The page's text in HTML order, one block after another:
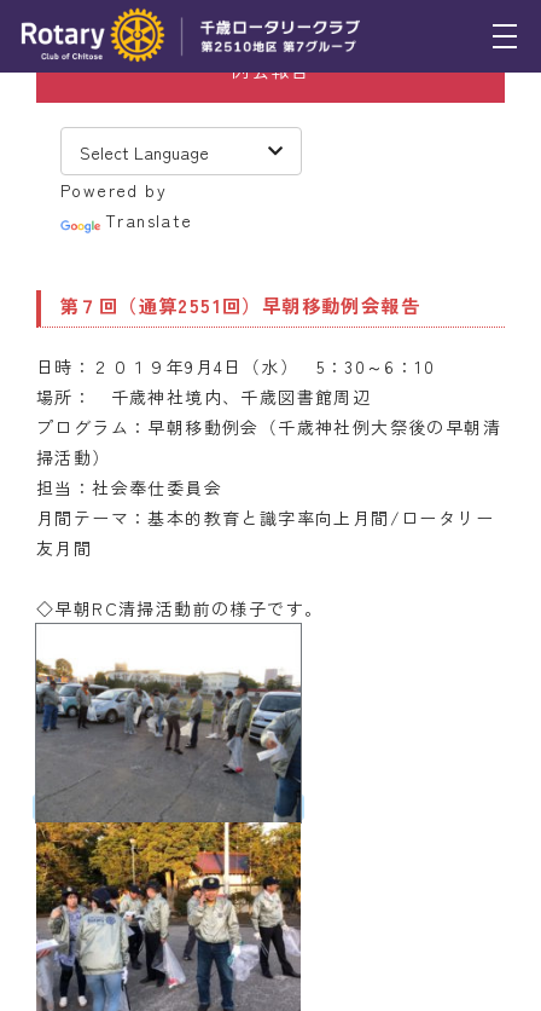
トピックス
例会報告
スケジュール
年間プログラム
木曜会
組織図
クラブのあゆみ
記念誌
案内
例会場・事務局の案内
リンク集
情報公開
入会のご案内
例会報告
Powered by
Translate
第７回（通算2551回）早朝移動例会報告
日時：２０１９年9月4日（水） 5：30～6：10
場所： 千歳神社境内、千歳図書館周辺
プログラム：早朝移動例会（千歳神社例大祭後の早朝清
掃活動）
担当：社会奉仕委員会
月間テーマ：基本的教育と識字率向上月間/ロータリー
友月間
◇早朝RC清掃活動前の様子です。